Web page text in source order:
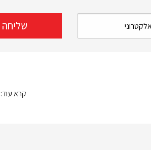
קרא עוד: